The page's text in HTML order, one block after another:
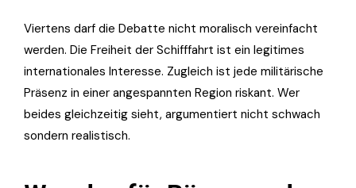
Viertens darf die Debatte nicht moralisch vereinfacht
werden. Die Freiheit der Schifffahrt ist ein legitimes
internationales Interesse. Zugleich ist jede militärische
Präsenz in einer angespannten Region riskant. Wer
beides gleichzeitig sieht, argumentiert nicht schwach
sondern realistisch.